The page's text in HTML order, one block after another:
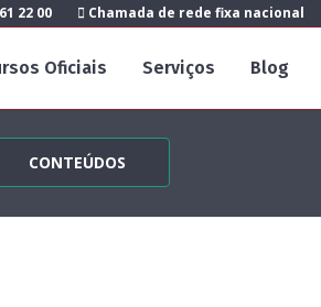
22 00 Chamada de rede fixa nacional
Oficiais Serviços Blog
CONTEÚDOS